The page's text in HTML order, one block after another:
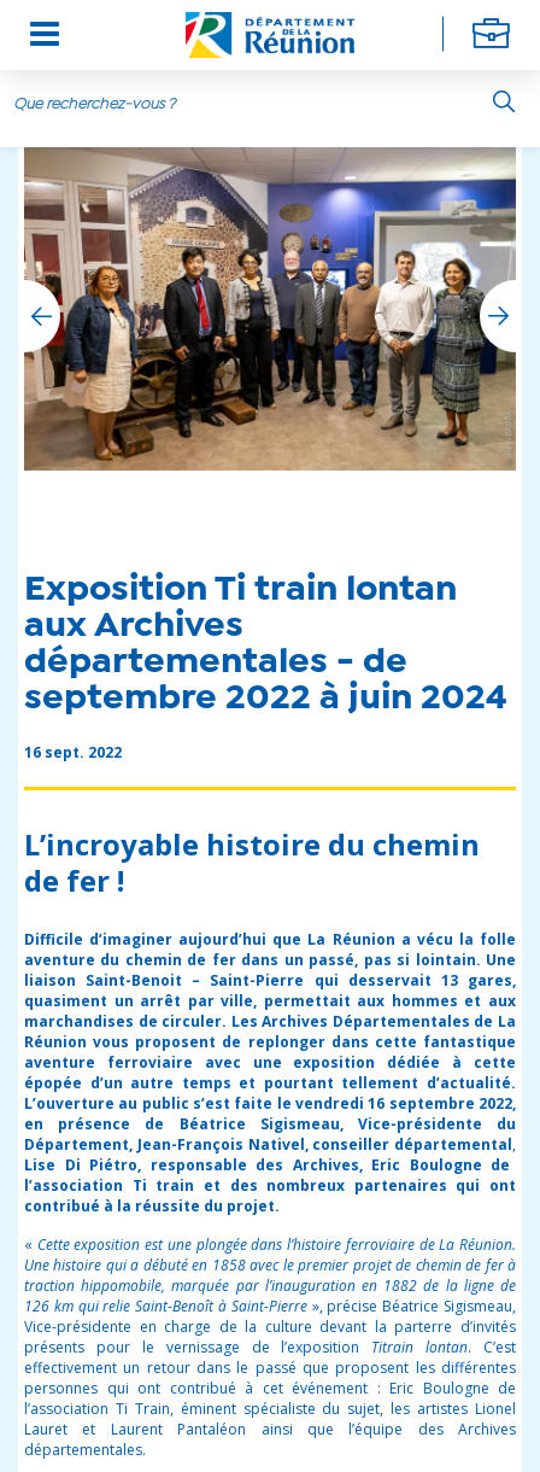
Aller au contenu principal
Exposition Ti train lontan
aux Archives
départementales - de
septembre 2022 à juin 2024
16 sept. 2022
L’incroyable histoire du chemin
de fer !
Difficile d’imaginer aujourd’hui que La Réunion a vécu la folle
aventure du chemin de fer dans un passé, pas si lointain. Une
liaison Saint-Benoit – Saint-Pierre qui desservait 13 gares,
quasiment un arrêt par ville, permettait aux hommes et aux
marchandises de circuler. Les Archives Départementales de La
Réunion vous proposent de replonger dans cette fantastique
aventure ferroviaire avec une exposition dédiée à cette
épopée d’un autre temps et pourtant tellement d’actualité.
L’ouverture au public s’est faite le vendredi 16 septembre 2022,
en présence de Béatrice Sigismeau, Vice-présidente du
Département, Jean-François Nativel, conseiller départemental,
Lise Di Piétro, responsable des Archives, Eric Boulogne de
l’association Ti train et des nombreux partenaires qui ont
contribué à la réussite du projet.
« Cette exposition est une plongée dans l’histoire ferroviaire de La Réunion.
Une histoire qui a débuté en 1858 avec le premier projet de chemin de fer à
traction hippomobile, marquée par l’inauguration en 1882 de la ligne de
126 km qui relie Saint-Benoît à Saint-Pierre», précise Béatrice Sigismeau,
Vice-présidente en charge de la culture devant la parterre d’invités
présents pour le vernissage de l’exposition Titrain lontan. C’est
effectivement un retour dans le passé que proposent les différentes
personnes qui ont contribué à cet événement : Eric Boulogne de
l’association Ti Train, éminent spécialiste du sujet, les artistes Lionel
Lauret et Laurent Pantaléon ainsi que l’équipe des Archives
départementales.